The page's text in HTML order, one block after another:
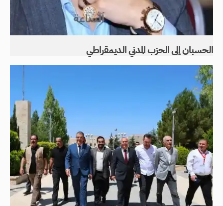
الحسبان إلى الحزب المدني الديمقراطي